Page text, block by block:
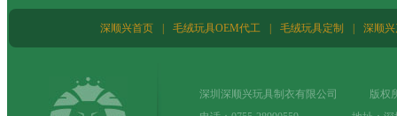
深顺兴首页 | 毛绒玩具OEM代工 | 毛绒玩具定制 | 深顺
深圳深顺兴玩具制衣有限公司 版权